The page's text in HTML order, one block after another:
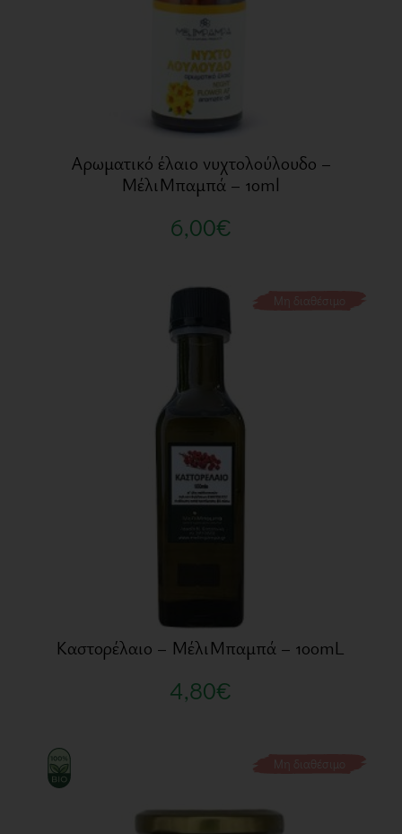
Αρωματικό έλαιο νυχτολούλουδο –
ΜέλιΜπαμπά – 10ml
6,00€
Μη διαθέσιμο
Καστορέλαιο – ΜέλιΜπαμπά – 100mL
4,80€
Μη διαθέσιμο